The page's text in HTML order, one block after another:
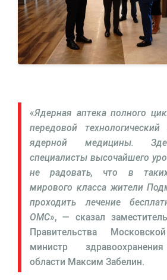
«Ядерная аптека полного
передовой
ядерной медицины.
специалисты высочайшего
не радовать, что в
мирового класса жители
проходить лечение
ОМС», — сказал
Правительства
министр
области Максим Забелин.